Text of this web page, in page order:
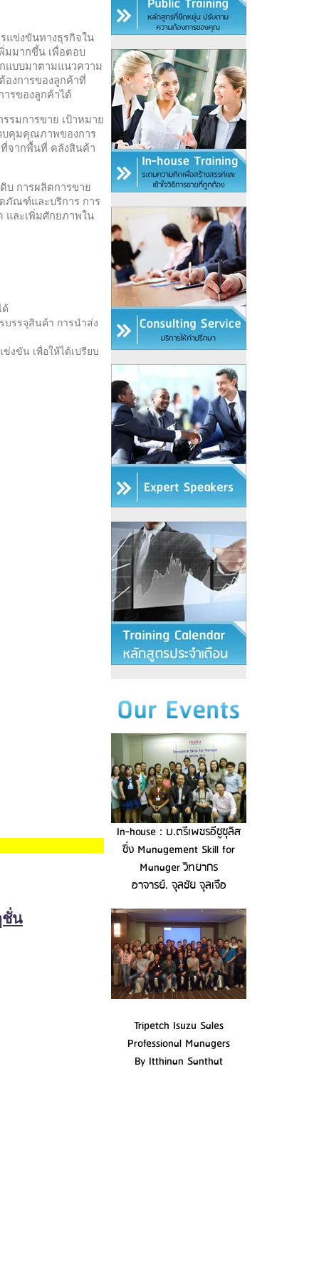
แข่งขันทางธุรกิจใน
มมากขึ้น เพื่อตอบ
แบบมาตามแนวความ
องการของลูกค้าที่
รของลูกค้าได้
รมการขาย เป้าหมาย
บคุมคุณภาพของการ
ที่จากพื้นที่ คลังสินค้า
บ การผลิตการขาย
ภัณฑ์และบริการ การ
และเพิ่มศักยภาพใน
ด้
บรรจุสินค้า การนำส่ง
งขัน เพื่อให้ได้เปรียบ
ชั่น
In-house : บ.ตรีเพชรอีซูซุลิส
ซิ่ง Management Skill for
Manager วิทยากร
อาจารย์. จุลชัย จุลเจือ
Tripetch Isuzu Sales
Professional Managers
By Itthinan Santhat